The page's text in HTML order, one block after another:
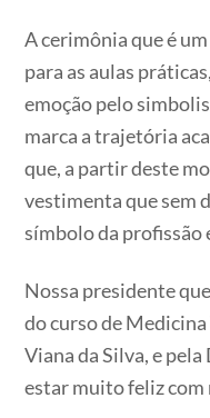
A cerimônia que é
para as aulas
emoção pelo
marca a trajetória
que, a partir deste
vestimenta que sem
símbolo da profissão
Nossa presidente
do curso de
Viana da Silva, e
estar muito feliz com